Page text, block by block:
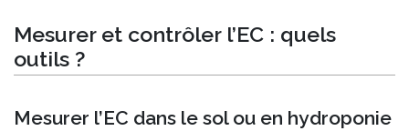
Mesurer et contrôler l’EC : quels
outils ?
Mesurer l’EC dans le sol ou en hydroponie